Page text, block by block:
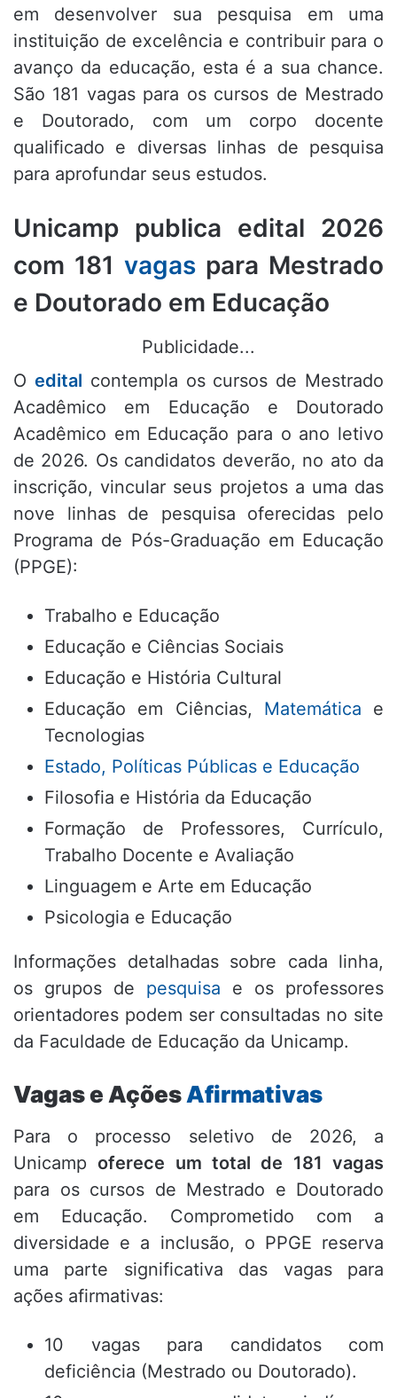
em desenvolver sua pesquisa em uma
instituição de excelência e contribuir para o
avanço da educação, esta é a sua chance.
São 181 vagas para os cursos de Mestrado
e Doutorado, com um corpo docente
qualificado e diversas linhas de pesquisa
para aprofundar seus estudos.
Unicamp publica edital 2026
com 181 vagaspara Mestrado
e Doutorado em Educação
Publicidade...
O edital contempla os cursos de Mestrado
Acadêmico em Educação e Doutorado
Acadêmico em Educação para o ano letivo
de 2026. Os candidatos deverão, no ato da
inscrição, vincular seus projetos a uma das
nove linhas de pesquisa oferecidas pelo
Programa de Pós-Graduação em Educação
(PPGE):
Trabalho e Educação
Educação e Ciências Sociais
Educação e História Cultural
Educação em Ciências, Matemática e
Tecnologias
Estado, Políticas Públicas e Educação
Filosofia e História da Educação
Formação de Professores, Currículo,
Trabalho Docente e Avaliação
Linguagem e Arte em Educação
Psicologia e Educação
Informações detalhadas sobre cada linha,
os grupos de pesquisa e os professores
orientadores podem ser consultadas no site
da Faculdade de Educação da Unicamp.
Vagas e AçõesAfirmativas
Para o processo seletivo de 2026, a
Unicampoferece um total de 181 vagas
para os cursos de Mestrado e Doutorado
em Educação. Comprometido com a
diversidade e a inclusão, o PPGE reserva
uma parte significativa das vagas para
ações afirmativas:
10 vagas para candidatos com
deficiência (Mestrado ou Doutorado).